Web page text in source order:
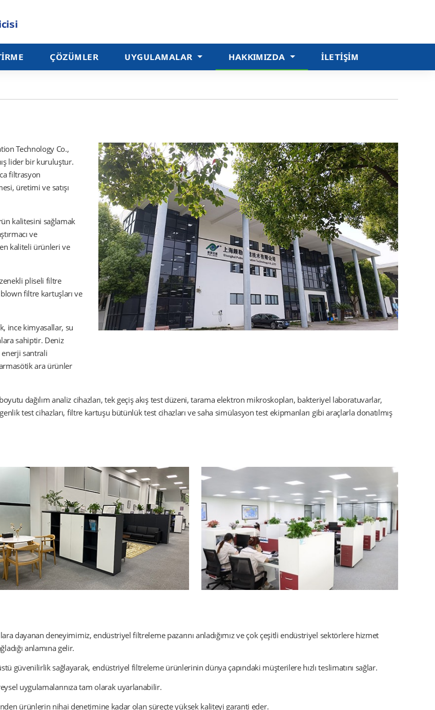
ÇÖZÜMLER UYGULAMALAR HAKKIMIZDA İLETIŞIM
Technology Co.,
lider bir kuruluştur.
filtrasyon
üretimi ve satışı
kalitesini sağlamak
ve
kaliteli ürünleri ve
pliseli filtre
filtre kartuşları ve
ince kimyasallar, su
sahiptir. Deniz
enerji santrali
ara ürünler
dağılım analiz cihazları, tek geçiş akış test düzeni, tarama elektron mikroskopları, bakteriyel laboratuvarlar,
test cihazları, filtre kartuşu bütünlük test cihazları ve saha simülasyon test ekipmanları gibi araçlarla donatılmış
dayanan deneyimimiz, endüstriyel filtreleme pazarını anladığımız ve çok çeşitli endüstriyel sektörlere hizmet
anlamına gelir.
güvenilirlik sağlayarak, endüstriyel filtreleme ürünlerinin dünya çapındaki müşterilere hızlı teslimatını sağlar.
uygulamalarınıza tam olarak uyarlanabilir.
ürünlerin nihai denetimine kadar olan süreçte yüksek kaliteyi garanti eder.